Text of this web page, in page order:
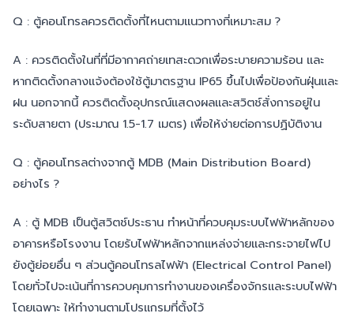
Q : ตู้คอนโทรลควรติดตั้งที่ไหนตามแนวทางที่เหมาะสม ?
A : ควรติดตั้งในที่ที่มีอากาศถ่ายเทสะดวกเพื่อระบายความร้อน และ
หากติดตั้งกลางแจ้งต้องใช้ตู้มาตรฐาน IP65 ขึ้นไปเพื่อป้องกันฝุ่นและ
ฝน นอกจากนี้ ควรติดตั้งอุปกรณ์แสดงผลและสวิตช์สั่งการอยู่ใน
ระดับสายตา (ประมาณ 1.5-1.7 เมตร) เพื่อให้ง่ายต่อการปฏิบัติงาน
Q : ตู้คอนโทรลต่างจากตู้ MDB (Main Distribution Board)
อย่างไร ?
A : ตู้ MDB เป็นตู้สวิตช์ประธาน ทำหน้าที่ควบคุมระบบไฟฟ้าหลักของ
อาคารหรือโรงงาน โดยรับไฟฟ้าหลักจากแหล่งจ่ายและกระจายไฟไป
ยังตู้ย่อยอื่น ๆ ส่วนตู้คอนโทรลไฟฟ้า (Electrical Control Panel)
โดยทั่วไปจะเน้นที่การควบคุมการทำงานของเครื่องจักรและระบบไฟฟ้า
โดยเฉพาะ ให้ทำงานตามโปรแกรมที่ตั้งไว้